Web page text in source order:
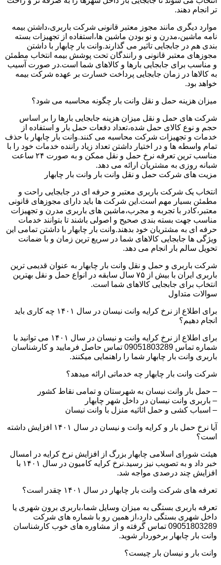
تر انجام دهند.
موارد دیگری مانند مجوز معتبر قانونی شرکت باربری،داشتن بیمه
نامه ماشین،مدرن و نو بودن ماشین ها،استفاده از تجهیزات بسته
بندی هم در جابجایی تاثیر می گذارند.وانت بار چابهار با داشتن
مجوزهای معتبر قانونی و رانندگان تحت پوشش بیمه انتخاب مطمئن
و مناسب برای جابجایی بارها و کالاهای شما است.در صورت آسیب
به کالاها در زمان جابجایی پرداخت خسارت بر عهده شرکت بیمه
خواهد بود.
میزان هزینه حمل و نقل وانت بار چگونه محاسبه می شود؟
شرکت های حمل و نقل میزان هزینه جابجایی بارها را بر اساس
حجم و نوع کالای حمل شده،تعداد دفعات حمل بار و استفاده از
خدمات و تجهیزات شرکت محاسبه می کنند.وانت بار چابهار با حذف
تمام واسطه ها و در اختیار داشتن تعداد زیاد راننده خدمات خود را با
مناسب ترین تعرفه نرخ حمل و نقل ممکن و به صورت ۲۴ ساعت
شبانه روزی به مشتریان ارائه می دهد.
مزیت های شرکت حمل و نقل وانت بار وانت بار چابهار
انتخاب یک شرکت باربری معتبر و حرفه ای در جابجایی راحت و
مطمئن بسیار مهم است.این شرکت ها باید دارای مجوزهای قانونی
معتبر،کادر با تجربه و مجرب،ماشین های باربری مدرن و تجهیزات
مناسب جهت بسته بندی صحیح و اصولی باشند تا بتوانند خدمات
حرفه ای به مشتریان خود بدهند.وانت بار چابهار با داشتن تمامی این
ویژگی ها جابجایی کالاهای شما در سریع ترین زمان و با ضمانت
تحویل سالم بار انجام می دهد.
شرکت باربری و حمل و نقل وانت بار چابهار به عنوان قدیمی ترین
باربری ایران با بیش از ۷۵ سال سابقه در انواع حمل و نقل بهترین
انتخاب برای جابجایی کالاهای شما است.
سوالات متداول
برای اطلاع از نرخ کرایه وانت نیسان در سال ۱۴۰۱ چه کاری باید
انجام دهیم؟
برای اطلاع از نرخ کرایه وانت و نیسان در سال ۱۴۰۱ می توانید با
شماره تماس 09051803289 تماس حاصل فرمایید و کارشناسان
باربری وانت بار چابهار شما را راهنمایی میکنند.
شرکت وانت بار چابهار چه خدماتی ارائه میدهد؟
– حمل بار وانت نیسان به شهرستان و تمامی نقاط کشور
– باربری وانت نیسان در داخل شهر چابهار
– اسباب کشی و حمل اثاثیه منزل با وانت نیسان
آیا نرخ حمل بار و کرایه وانت و نیسان در سال ۱۴۰۱ افزایش داشته
است؟
هیئت شورای اسلامی چابهار بزرگ از افزایش نرخ کرایه در امسال
خبر داد و به تصویب نیز رسید.نرخ کرایه کامیون در سال ۱۴۰۱ با
افزایش چند درصدی مواجه شد.
تعرفه های شرکت وانت بار چابهار در سال ۱۴۰۱ چقدر است؟
تعرفه باربری بستگی به میزان وسایل شما،باربری برون شهری یا
داخل شهری بستگی دارد،از همین رو با شماره های شرکت
09051803289 تماس گرفته و از مشاوره های خوب کارشناسان
وانت بار چابهار برخوردار شوید.
وانت بار و نیسان بار چیست؟